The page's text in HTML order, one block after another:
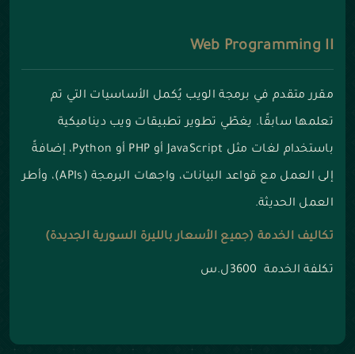
Web Programming II
مقرر متقدم في برمجة الويب يُكمل الأساسيات التي تم
تعلمها سابقًا. يغطّي تطوير تطبيقات ويب ديناميكية
باستخدام لغات مثل JavaScript أو PHP أو Python، إضافةً
إلى العمل مع قواعد البيانات، واجهات البرمجة (APIs)، وأطر
العمل الحديثة.
تكاليف الخدمة (جميع الأسعار بالليرة السورية الجديدة)
تكلفة الخدمة 3600ل.س